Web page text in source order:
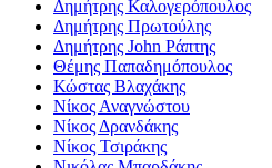
Δημήτρης Καλογερόπουλος
Δημήτρης Πρωτούλης
Δημήτρης John Ράπτης
Θέμης Παπαδημόπουλος
Κώστας Βλαχάκης
Νίκος Αναγνώστου
Νίκος Δρανδάκης
Νίκος Τσιράκης